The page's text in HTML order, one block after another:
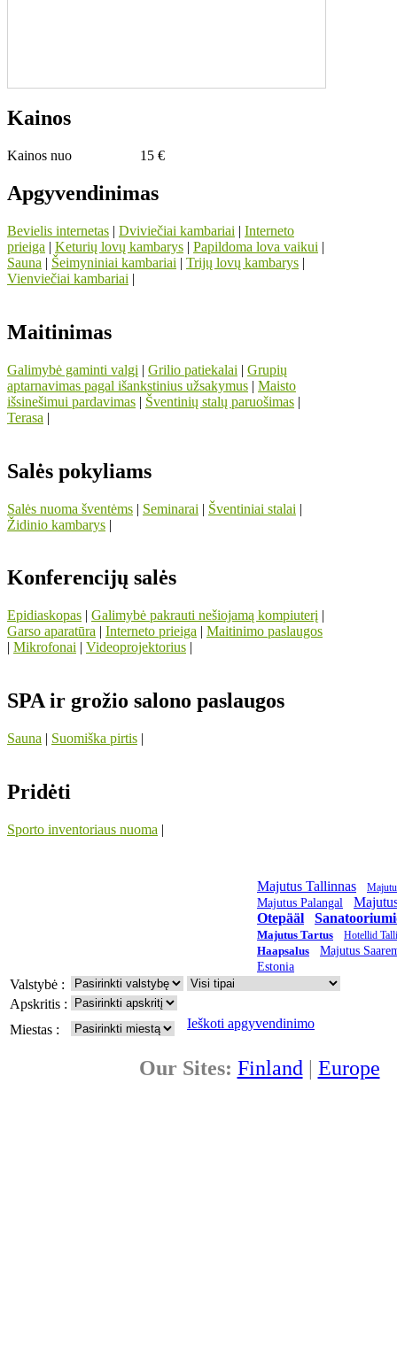
Kainos
Kainos nuo 15 €
Apgyvendinimas
Bevielis internetas | Dviviečiai kambariai | Interneto
prieiga | Keturių lovų kambarys | Papildoma lova vaikui |
Sauna | Šeimyniniai kambariai | Trijų lovų kambarys |
Vienviečiai kambariai |
Maitinimas
Galimybė gaminti valgį | Grilio patiekalai | Grupių
aptarnavimas pagal išankstinius užsakymus | Maisto
išsinešimui pardavimas | Šventinių stalų paruošimas |
Terasa |
Salės pokyliams
Salės nuoma šventėms | Seminarai | Šventiniai stalai |
Židinio kambarys |
Konferencijų salės
Epidiaskopas | Galimybė pakrauti nešiojamą kompiuterį |
Garso aparatūra | Interneto prieiga | Maitinimo paslaugos
| Mikrofonai | Videoprojektorius |
SPA ir grožio salono paslaugos
Sauna | Suomiška pirtis |
Pridėti
Sporto inventoriaus nuoma |
Majutus Tallinnas
Majutus Palangal
Otepääl
Majutus Tartus Hotellid
Haapsalus
Majutus
Estonia
Valstybė :
Apskritis :
Miestas :
Ieškoti apgyvendinimo
Our Sites: Finland | Europe